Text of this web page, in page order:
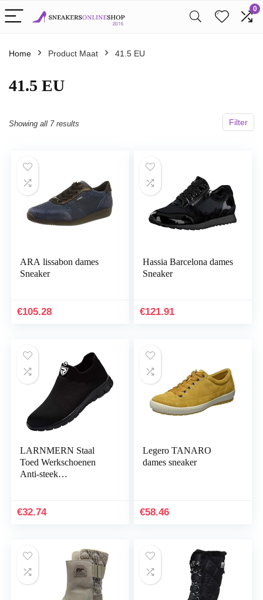
0
Home Product Maat 41.5 EU
41.5 EU
Filter
Showing all 7 results
ARA lissabon dames
Sneaker
€105.28
Hassia Barcelona dames
Sneaker
€121.91
LARNMERN Staal
Toed Werkschoenen
Anti-steek
Lichtgewicht Slip
€32.74
Legero TANARO
dames sneaker
€58.46